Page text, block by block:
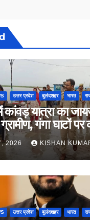
उत्तर प्रदेश बुलंदशहर भारत
यात्रा का
गंगा घाटों पर
2026 KISHAN
उत्तर प्रदेश बुलंदशहर भारत